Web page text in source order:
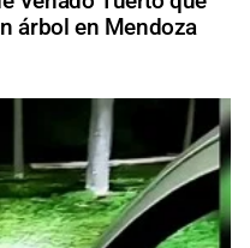
árbol en Mendoza